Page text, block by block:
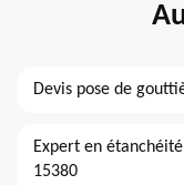
Devis pose de
Expert en
15380